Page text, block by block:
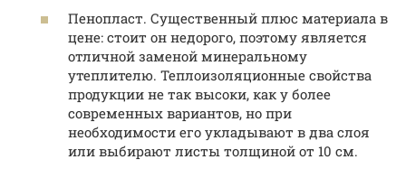
Пенопласт. Существенный плюс материала в
цене: стоит он недорого, поэтому является
отличной заменой минеральному
утеплителю. Теплоизоляционные свойства
продукции не так высоки, как у более
современных вариантов, но при
необходимости его укладывают в два слоя
или выбирают листы толщиной от 10 см.